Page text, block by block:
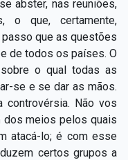
abster, nas reuniões,
o que, certamente,
que as questões
de todos os países. O
o qual todas as
se e se dar as mãos.
controvérsia. Não vos
dos meios pelos quais
atacá-lo; é com esse
certos grupos a